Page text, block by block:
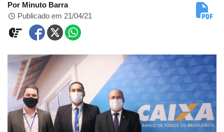
Por Minuto Barra
Publicado em 21/04/21